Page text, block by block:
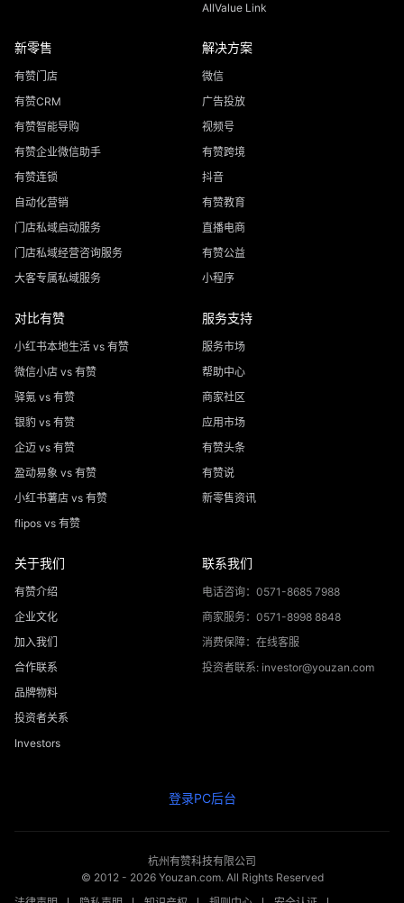
AllValue Link
新零售
有赞门店
有赞CRM
有赞智能导购
有赞企业微信助手
有赞连锁
自动化营销
门店私域启动服务
门店私域经营咨询服务
大客专属私域服务
解决方案
微信
广告投放
视频号
有赞跨境
抖音
有赞教育
直播电商
有赞公益
小程序
对比有赞
小红书本地生活 vs 有赞
微信小店 vs 有赞
驿氪 vs 有赞
银豹 vs 有赞
企迈 vs 有赞
盈动易象 vs 有赞
小红书薯店 vs 有赞
flipos vs 有赞
服务支持
服务市场
帮助中心
商家社区
应用市场
有赞头条
有赞说
新零售资讯
关于我们
有赞介绍
企业文化
加入我们
合作联系
品牌物料
投资者关系
Investors
联系我们
电话咨询：0571-8685 7988
商家服务：0571-8998 8848
消费保障：在线客服
投资者联系: investor@youzan.com
登录PC后台
杭州有赞科技有限公司
© 2012 - 2026Youzan.com. All Rights Reserved